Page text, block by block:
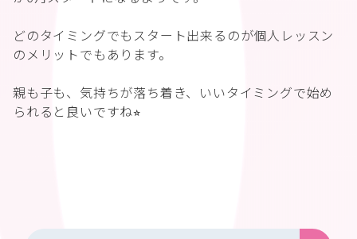
どのタイミングでもスタート出来るのが個人レッスン
のメリットでもあります。
親も子も、気持ちが落ち着き、いいタイミングで始め
られると良いですね⭐︎